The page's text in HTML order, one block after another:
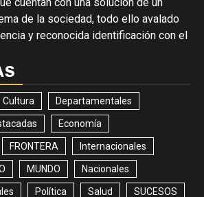
de la sociedad, todo ello avalado
y reconocida identificación con el
Cultura Departamentales
Economía
FRONTERA Internacionales
MUNDO Nacionales
Política Salud SUCESOS